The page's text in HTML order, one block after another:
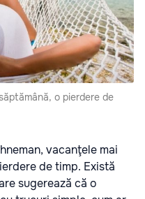
o pierdere de
vacanţele mai
de timp. Există
sugerează că o